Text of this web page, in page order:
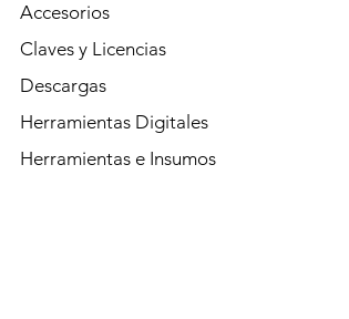
Accesorios
Claves y Licencias
Descargas
Herramientas Digitales
Herramientas e Insumos